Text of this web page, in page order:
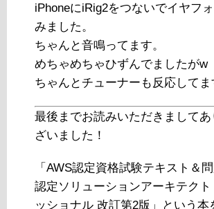
iPhoneにiRig2をつないでイヤフ
みました。
ちゃんと音鳴ってます。
めちゃめちゃひずんでましたがw
ちゃんとチューナーも反応してま
最後までお読みいただきまして
ざいました！
「AWS認定資格試験テキスト＆
認定ソリューションアーキテクト
ッショナル 改訂第2版」という本